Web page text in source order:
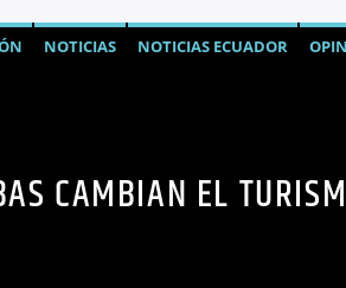
NOTICIAS NOTICIAS ECUADOR
CAMBIAN EL